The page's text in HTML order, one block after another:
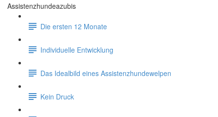
Assistenzhundeazubis
Die ersten 12 Monate
Individuelle Entwicklung
Das Idealbild eines Assistenzhundewelpen
Kein Druck